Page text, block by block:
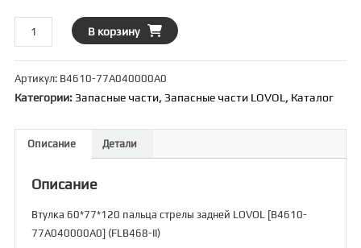
товара
Втулка
60*77*120
пальца
77A040000A0]
(FLB468-
В корзину
Артикул: B4610-77A040000A0
Категории: Запасные части, Запасные части LOVOL , Каталог
Описание Детали
Описание
Втулка 60*77*120 пальца стрелы задней LOVOL [B4610-
77A040000A0] (FLB468-II)